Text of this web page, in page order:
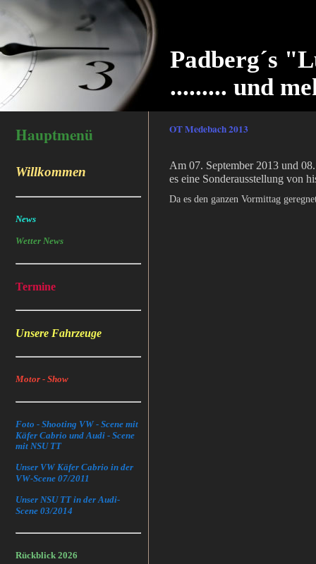
Padberg´s
......... und
Hauptmenü
Willkommen
News
Wetter News
Termine
Unsere Fahrzeuge
Motor - Show
Foto - Shooting VW - Scene mit
Käfer Cabrio und Audi - Scene
mit NSU TT
Unser VW Käfer Cabrio in der
VW-Scene 07/2011
Unser NSU TT in der Audi-
Scene 03/2014
Rückblick 2026
OT Medebach 2013
Am 07. September 2013 und
es eine Sonderausstellung von
Da es den ganzen Vormittag